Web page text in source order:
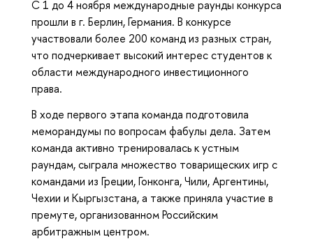
С 1 до 4 ноября международные раунды конкурса
прошли в г. Берлин, Германия. В конкурсе
участвовали более 200 команд из разных стран,
что подчеркивает высокий интерес студентов к
области международного инвестиционного
права.
В ходе первого этапа команда подготовила
меморандумы по вопросам фабулы дела. Затем
команда активно тренировалась к устным
раундам, сыграла множество товарищеских игр с
командами из Греции, Гонконга, Чили, Аргентины,
Чехии и Кыргызстана, а также приняла участие в
премуте, организованном Российским
арбитражным центром.